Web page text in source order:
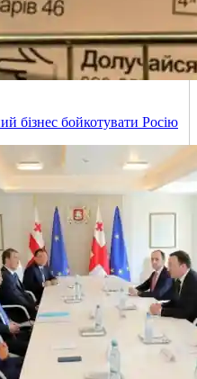
бізнес бойкотувати Росію